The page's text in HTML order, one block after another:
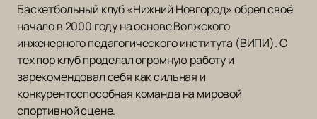
Баскетбольный клуб «Нижний Новгород» обрел своё
начало в 2000 году на основе Волжского
инженерного педагогического института (ВИПИ). С
тех пор клуб проделал огромную работу и
зарекомендовал себя как сильная и
конкурентоспособная команда на мировой
спортивной сцене.